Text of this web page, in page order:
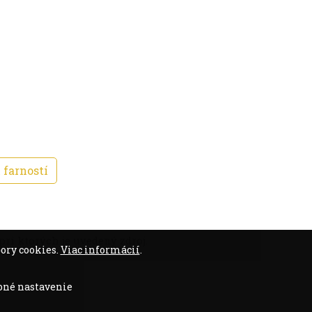
cookies. Viac informácií.
nastavenie
farností